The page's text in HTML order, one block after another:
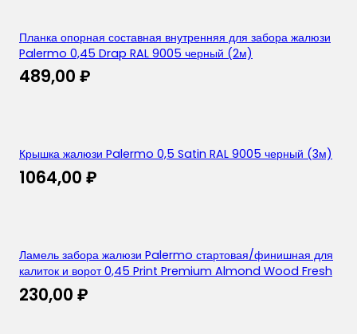
Планка опорная составная внутренняя для забора жалюзи
Palermo 0,45 Drap RAL 9005 черный (2м)
489,00 ₽
Крышка жалюзи Palermo 0,5 Satin RAL 9005 черный (3м)
1064,00 ₽
Ламель забора жалюзи Palermo стартовая/финишная для
калиток и ворот 0,45 Print Premium Almond Wood Fresh
230,00 ₽